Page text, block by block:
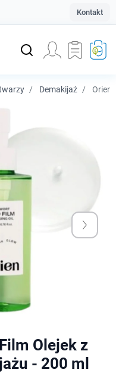
Kontakt
Demakijaż Orien
Olejek z
- 200 ml